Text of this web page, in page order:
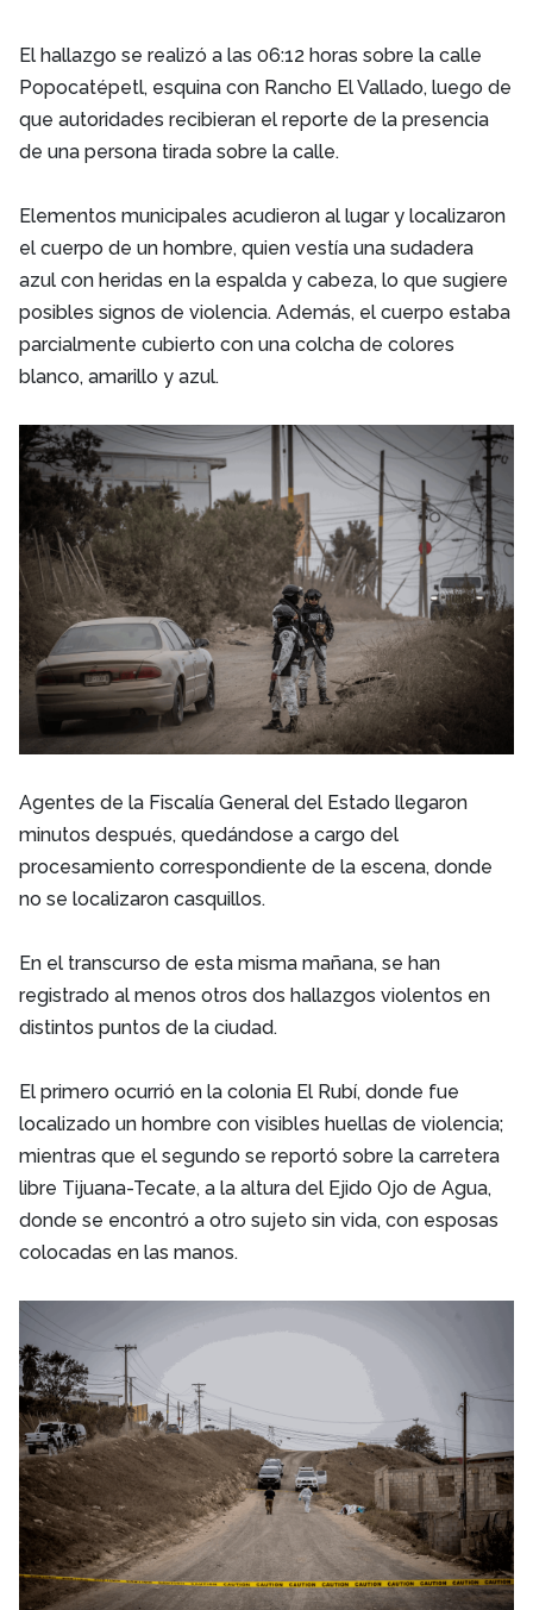
El hallazgo se realizó a las 06:12 horas sobre la calle
Popocatépetl, esquina con Rancho El Vallado, luego de
que autoridades recibieran el reporte de la presencia
de una persona tirada sobre la calle.
Elementos municipales acudieron al lugar y localizaron
el cuerpo de un hombre, quien vestía una sudadera
azul con heridas en la espalda y cabeza, lo que sugiere
posibles signos de violencia. Además, el cuerpo estaba
parcialmente cubierto con una colcha de colores
blanco, amarillo y azul.
Agentes de la Fiscalía General del Estado llegaron
minutos después, quedándose a cargo del
procesamiento correspondiente de la escena, donde
no se localizaron casquillos.
En el transcurso de esta misma mañana, se han
registrado al menos otros dos hallazgos violentos en
distintos puntos de la ciudad.
El primero ocurrió en la colonia El Rubí, donde fue
localizado un hombre con visibles huellas de violencia;
mientras que el segundo se reportó sobre la carretera
libre Tijuana-Tecate, a la altura del Ejido Ojo de Agua,
donde se encontró a otro sujeto sin vida, con esposas
colocadas en las manos.